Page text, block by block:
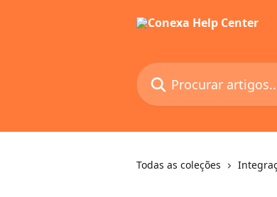
Procurar artigos...
Todas as coleções